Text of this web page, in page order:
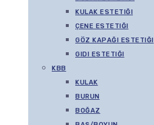
KULAK ESTETIĞI
ÇENE ESTETIĞI
GÖZ KAPAĞI ESTETIĞI
GIDI ESTETIĞI
KBB
KULAK
BURUN
BOĞAZ